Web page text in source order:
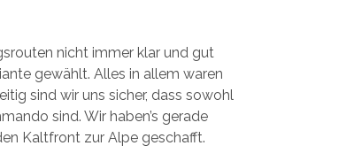
nicht immer klar und gut
gewählt. Alles in allem waren
sind wir uns sicher, dass sowohl
sind. Wir haben’s gerade
Kaltfront zur Alpe geschafft.